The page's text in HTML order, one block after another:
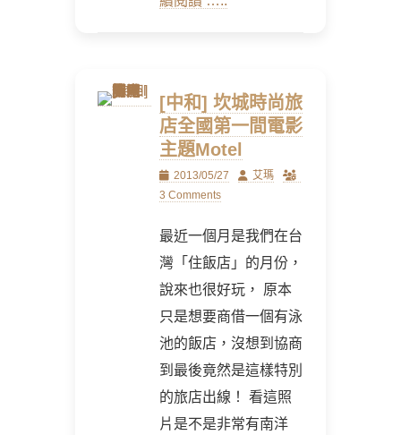
[中和] 坎城時尚旅
店全國第一間電影
主題Motel
Posted
on
2013/05/27 Author
艾瑪
3 Comments
最近一個月是我們在台
灣「住飯店」的月份，
說來也很好玩， 原本
只是想要商借一個有泳
池的飯店，沒想到協商
到最後竟然是這樣特別
的旅店出線！ 看這照
片是不是非常有南洋